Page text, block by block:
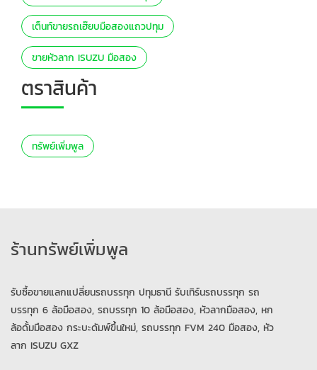
เต็นท์ขายรถเฮ๊ยบมือสองแถวปทุม
ขายหัวลาก ISUZU มือสอง
ตราสินค้า
ทรัพย์เพิ่มพูล
ร้านทรัพย์เพิ่มพูล
รับซื้อขายแลกแปลี่ยนรถบรรทุก ปทุมธานี รับเทิร์นรถบรรทุก รถ
บรรทุก 6 ล้อมือสอง, รถบรรทุก 10 ล้อมือสอง, หัวลากมือสอง, หก
ล้อดั้มมือสอง กระบะดัมพ์ขึ้นใหม่, รถบรรทุก FVM 240 มือสอง, หัว
ลาก ISUZU GXZ